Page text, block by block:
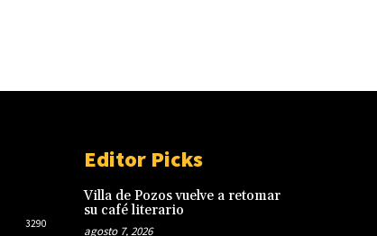
3290
Editor Picks
Villa de Pozos vuelve a retomar
su café literario
agosto 7, 2026